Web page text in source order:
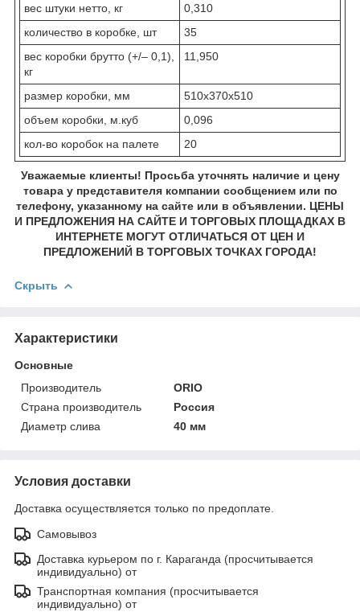
вес штуки нетто, кг
0,310
количество в коробке, шт
35
вес коробки брутто (+/– 0,1),
кг
11,950
размер коробки, мм
510x370x510
объем коробки, м.куб
0,096
кол-во коробок на палете
20
Уважаемые клиенты! Просьба уточнять наличие и цену
товара у представителя компании сообщением или по
телефону, указанному на сайте или в объявлении. ЦЕНЫ
И ПРЕДЛОЖЕНИЯ НА САЙТЕ И ТОРГОВЫХ ПЛОЩАДКАХ В
ИНТЕРНЕТЕ МОГУТ ОТЛИЧАТЬСЯ ОТ ЦЕН И
ПРЕДЛОЖЕНИЙ В ТОРГОВЫХ ТОЧКАХ ГОРОДА!
Скрыть
Характеристики
Основные
Производитель
ORIO
Страна производитель
Россия
Диаметр слива
40 мм
Условия доставки
Доставка осуществляется только по предоплате.
Самовывоз
Доставка курьером по г. Караганда (просчитывается
индивидуально) от
Транспортная компания (просчитывается
индивидуально) от